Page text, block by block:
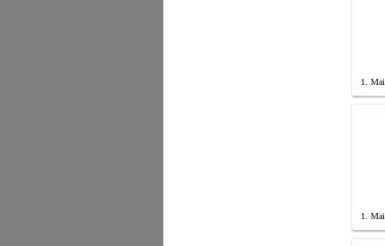
1. Mai
1. Mai